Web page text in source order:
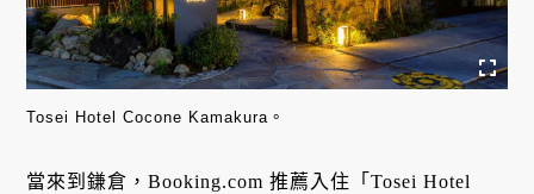
Tosei Hotel Cocone Kamakura。
當來到鎌倉，Booking.com 推薦入住「Tosei Hotel